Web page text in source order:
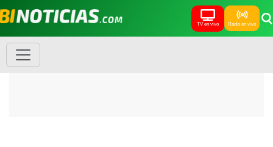
TV en vivo Radio en vivo